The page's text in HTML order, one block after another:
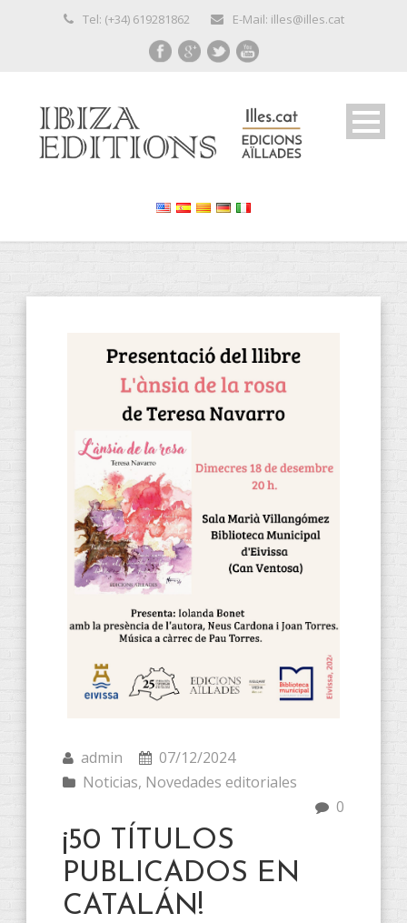
Tel: (+34) 619281862 E-Mail: illes@illes.cat
admin
07/12/2024
Noticias, Novedades editoriales
0
¡50 TÍTULOS
PUBLICADOS EN
CATALÁN!